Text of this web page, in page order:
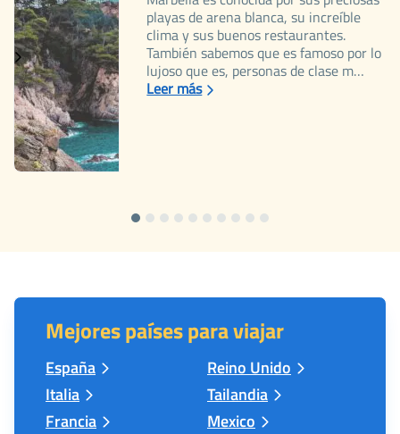
playas de arena blanca, su increíble
clima y sus buenos restaurantes.
También sabemos que es famoso por lo
lujoso que es, personas de clase m…
Leer más
Mejores países para viajar
España
Italia
Francia
Reino Unido
Tailandia
Mexico